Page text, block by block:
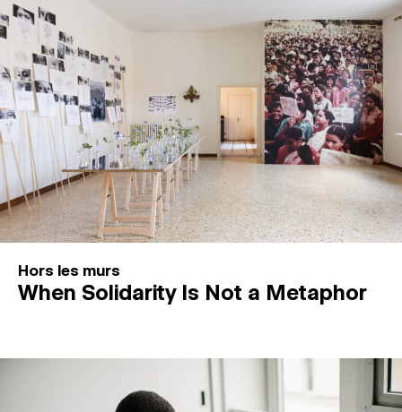
Hors les murs
When Solidarity Is Not a Metaphor